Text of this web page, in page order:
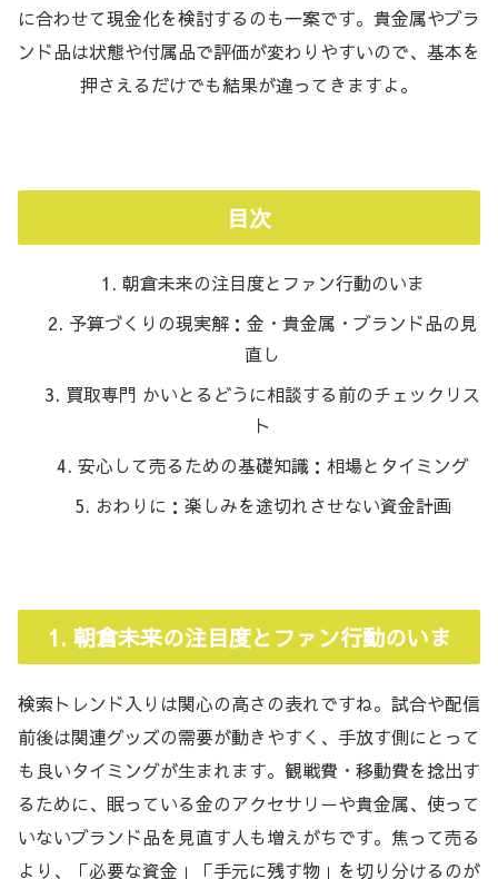
に合わせて現金化を検討するのも一案です。貴金属やブラ
ンド品は状態や付属品で評価が変わりやすいので、基本を
押さえるだけでも結果が違ってきますよ。
目次
朝倉未来の注目度とファン行動のいま
予算づくりの現実解：金・貴金属・ブランド品の見
直し
買取専門 かいとるどうに相談する前のチェックリス
ト
安心して売るための基礎知識：相場とタイミング
おわりに：楽しみを途切れさせない資金計画
1. 朝倉未来の注目度とファン行動のいま
検索トレンド入りは関心の高さの表れですね。試合や配信
前後は関連グッズの需要が動きやすく、手放す側にとって
も良いタイミングが生まれます。観戦費・移動費を捻出す
るために、眠っている金のアクセサリーや貴金属、使って
いないブランド品を見直す人も増えがちです。焦って売る
より、「必要な資金」「手元に残す物」を切り分けるのが